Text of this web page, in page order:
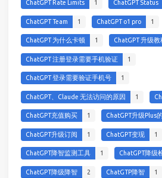
ChatGPT Rate Limits 1 ChatGPT Status
ChatGPT Team 1 ChatGPT o1 pro 1
ChatGPT 为什么卡顿 1 ChatGPT 升级教
ChatGPT 注册登录需要手机验证 1
ChatGPT 登录需要验证手机号 1
ChatGPT、Claude 无法访问的原因 1
ChatGPT充值购买 1 ChatGPT升级Plus
ChatGPT升级订阅 1 ChatGPT变现 1
ChatGPT降智监测工具 1 ChatGPT降级
ChatGPT降级降智 2 ChatGTP降智 1